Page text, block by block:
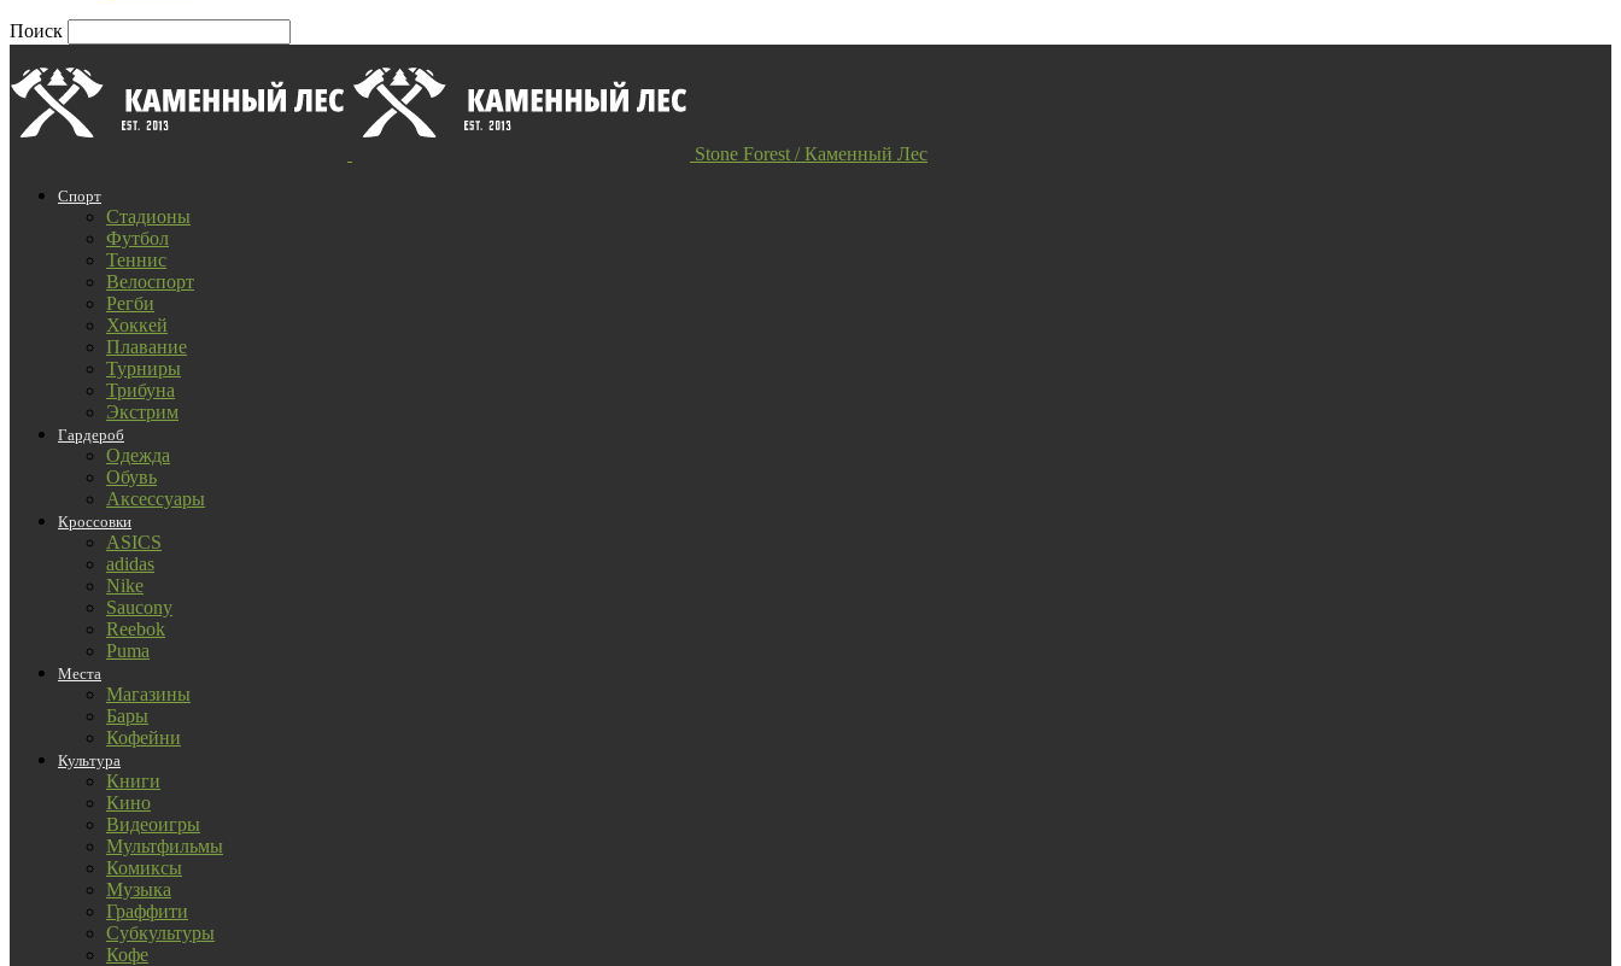
Поиск
Stone Forest / Каменный Лес
Спорт
Стадионы
Футбол
Теннис
Велоспорт
Регби
Хоккей
Плавание
Турниры
Трибуна
Экстрим
Гардероб
Одежда
Обувь
Аксессуары
Кроссовки
ASICS
adidas
Nike
Saucony
Reebok
Puma
Места
Магазины
Бары
Кофейни
Культура
Книги
Кино
Видеоигры
Мультфильмы
Комиксы
Музыка
Граффити
Субкультуры
Кофе